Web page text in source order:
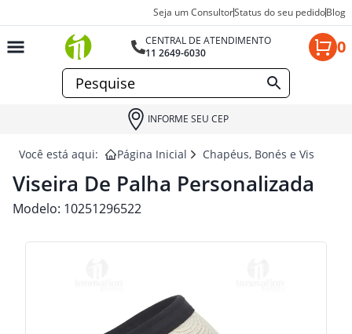
Seja um ConsultorStatus do seu pedidoBlog
CENTRAL DE ATENDIMENTO
11 2649-6030
0
INFORME SEU CEP
Você está aqui: Página Inicial Chapéus, Bonés e Viseiras
Viseira De Palha Personalizada
Modelo: 10251296522